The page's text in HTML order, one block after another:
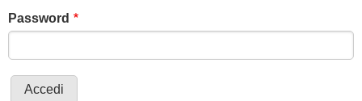
Password